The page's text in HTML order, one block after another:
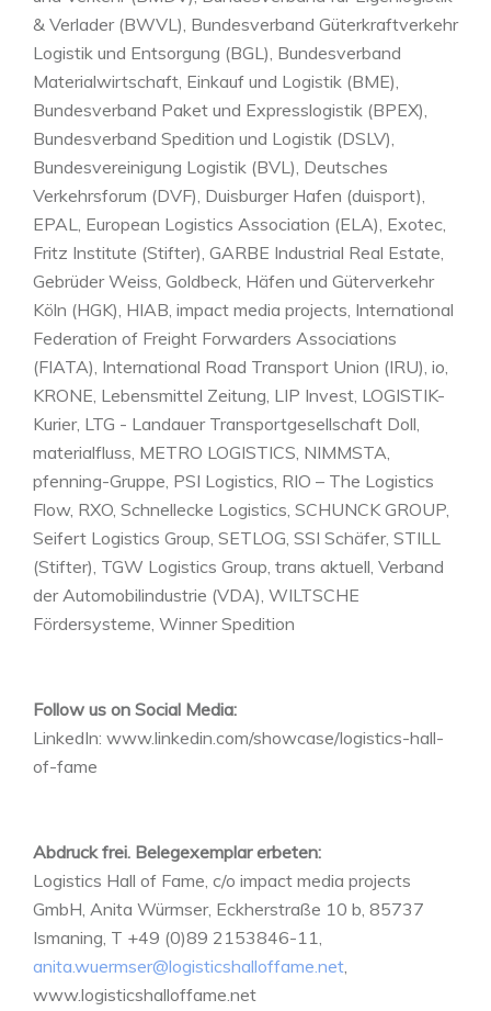
& Verlader (BWVL), Bundesverband Güterkraftverkehr
Logistik und Entsorgung (BGL), Bundesverband
Materialwirtschaft, Einkauf und Logistik (BME),
Bundesverband Paket und Expresslogistik (BPEX),
Bundesverband Spedition und Logistik (DSLV),
Bundesvereinigung Logistik (BVL), Deutsches
Verkehrsforum (DVF), Duisburger Hafen (duisport),
EPAL, European Logistics Association (ELA), Exotec,
Fritz Institute (Stifter), GARBE Industrial Real Estate,
Gebrüder Weiss, Goldbeck, Häfen und Güterverkehr
Köln (HGK), HIAB, impact media projects, International
Federation of Freight Forwarders Associations
(FIATA), International Road Transport Union (IRU), io,
KRONE, Lebensmittel Zeitung, LIP Invest, LOGISTIK-
Kurier, LTG - Landauer Transportgesellschaft Doll,
materialfluss, METRO LOGISTICS, NIMMSTA,
pfenning-Gruppe, PSI Logistics, RIO – The Logistics
Flow, RXO, Schnellecke Logistics, SCHUNCK GROUP,
Seifert Logistics Group, SETLOG, SSI Schäfer, STILL
(Stifter), TGW Logistics Group, trans aktuell, Verband
der Automobilindustrie (VDA), WILTSCHE
Fördersysteme, Winner Spedition
Follow us on Social Media:
LinkedIn: www.linkedin.com/showcase/logistics-hall-
of-fame
Abdruck frei. Belegexemplar erbeten:
Logistics Hall of Fame, c/o impact media projects
GmbH, Anita Würmser, Eckherstraße 10 b, 85737
Ismaning, T +49 (0)89 2153846-11,
anita.wuermser@logisticshalloffame.net,
www.logisticshalloffame.net